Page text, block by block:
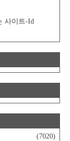
사이트-Id
(7020)